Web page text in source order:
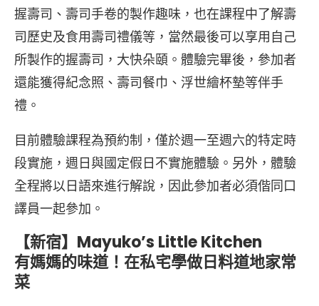
握壽司、壽司手卷的製作趣味，也在課程中了解壽
司歷史及食用壽司禮儀等，當然最後可以享用自己
所製作的握壽司，大快朵頤。體驗完畢後，參加者
還能獲得紀念照、壽司餐巾、浮世繪杯墊等伴手
禮。
目前體驗課程為預約制，僅於週一至週六的特定時
段實施，週日與國定假日不實施體驗。另外，體驗
全程將以日語來進行解說，因此參加者必須偕同口
譯員一起參加。
【新宿】Mayuko’s Little Kitchen
有媽媽的味道！在私宅學做日料道地家常
菜